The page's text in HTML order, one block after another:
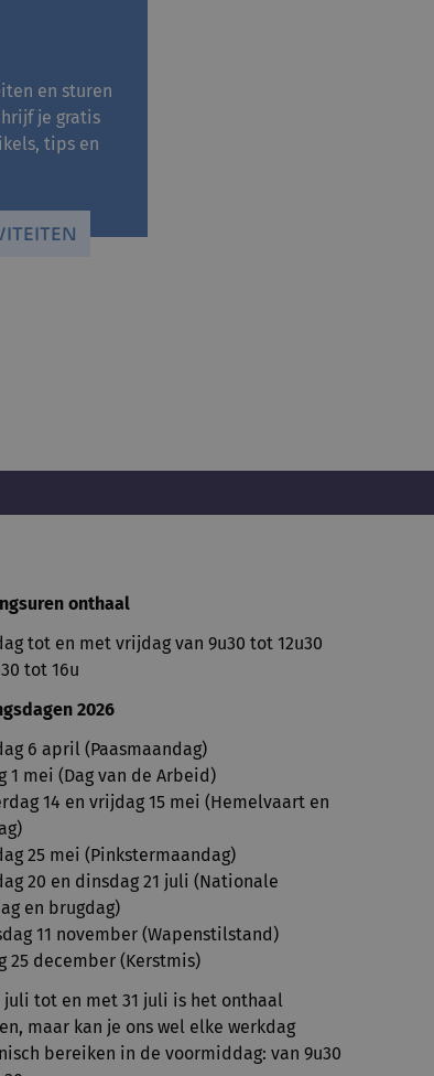
en sturen
je gratis
tips en
onthaal
tot en met vrijdag van 9u30 tot 12u30
tot 16u
2026
6 april (Paasmaandag)
1 mei (Dag van de Arbeid)
14 en vrijdag 15 mei (Hemelvaart en
25 mei (Pinkstermaandag)
20 en dinsdag 21 juli (Nationale
en brugdag)
11 november (Wapenstilstand)
25 december (Kerstmis)
juli tot en met 31 juli is het onthaal
maar kan je ons wel elke werkdag
bereiken in de voormiddag: van 9u30